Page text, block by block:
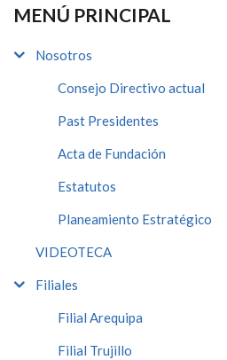
MENÚ PRINCIPAL
Nosotros
Consejo Directivo actual
Past Presidentes
Acta de Fundación
Estatutos
Planeamiento Estratégico
VIDEOTECA
Filiales
Filial Arequipa
Filial Trujillo